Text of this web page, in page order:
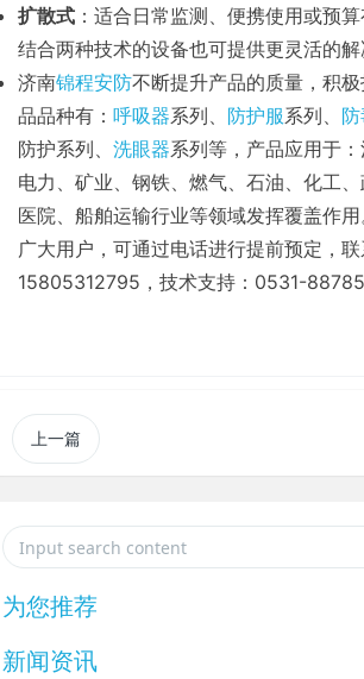
扩散式 ：适合日常监测、便携使用或预算
结合两种技术的设备也可提供更灵活的解
济南锦程安防不断提升产品的质量，积
品品种有： 呼吸器系列、 防护服系列、
防护系列、 洗眼器系列等， 产品应用于：
电力、矿业、钢铁、燃气、石油、化工、
医院、船舶运输行业等领域发挥覆盖作
广大用户，可通过电话进行提前预定，联
15805312795，技术支持：0531-
上一篇
为您推荐
新闻资讯